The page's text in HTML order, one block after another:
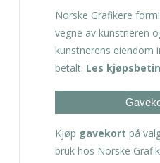
Norske Grafikere
vegne av kunstneren
kunstnerens eiendom
betalt. Les
Kjøp gavekort på
bruk hos Norske